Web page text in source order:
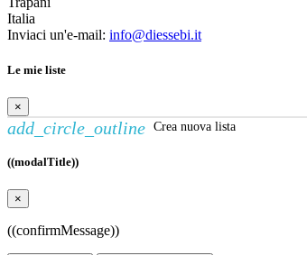
Italia
Inviaci un'e-mail: info@diessebi.it
Le mie liste
×
add_circle_outline Crea nuova lista
((modalTitle))
×
((confirmMessage))